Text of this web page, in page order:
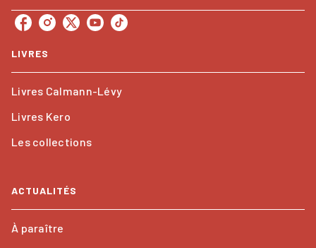
LIVRES
Livres Calmann-Lévy
Livres Kero
Les collections
ACTUALITÉS
À paraître